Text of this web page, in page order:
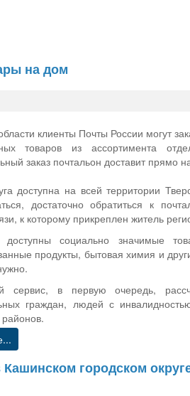
на дом
клиенты Почты России могут
товаров из ассортимента
заказ почтальон доставит прямо
доступна на всей территории
достаточно обратиться к
к которому прикреплен житель
доступны социально значимые
продукты, бытовая химия и
сервис, в первую очередь,
граждан, людей с
городском